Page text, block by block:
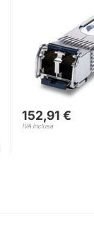
152,91€
IVA inclusa